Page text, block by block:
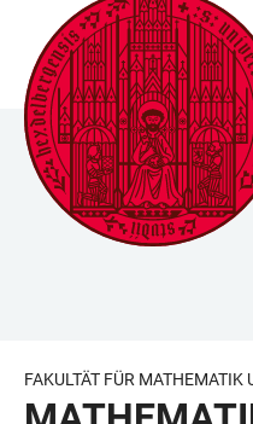
LINKS
ZUR
BARRIEREFREIHEIT
ZUM
HAUPTINHALT
HAUPTNAVIGATION
ÖFFNEN
WEBSEITENSUCHE
ÖFFNEN
FAKULTÄT FÜR MATHEMATIK